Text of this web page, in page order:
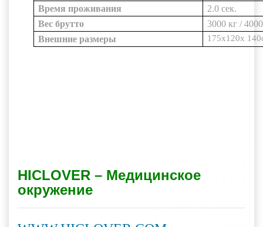
Время проживания
2.0 сек.
Вес брутто
3000 кг /
Внешние размеры
175x120x
HICLOVER – Медицинское
окружение